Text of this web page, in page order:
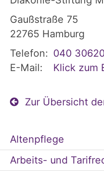
Gaußstraße 75
22765 Hamburg
Telefon: 040
E-Mail:
Klick zum
Zur Übersicht
Altenpflege
Arbeits- und